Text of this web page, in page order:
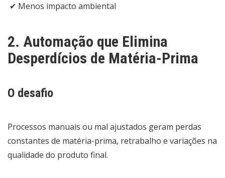
✔ Menos impacto ambiental
2. Automação que Elimina
Desperdícios de Matéria-Prima
O desafio
Processos manuais ou mal ajustados geram perdas
constantes de matéria-prima, retrabalho e variações na
qualidade do produto final.